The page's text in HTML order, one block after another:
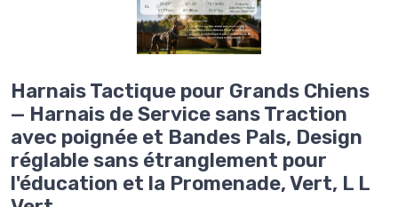
Harnais Tactique pour Grands Chiens
— Harnais de Service sans Traction
avec poignée et Bandes Pals, Design
réglable sans étranglement pour
l'éducation et la Promenade, Vert, L L